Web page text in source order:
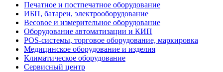
Печатное и постпечатное оборудование
ИБП, батареи, электрооборудование
Весовое и измерительное оборудование
Оборудование автоматизации и КИП
POS-системы, торговое оборудование, маркировка
Медицинское оборудование и изделия
Климатическое оборудование
Сервисный центр